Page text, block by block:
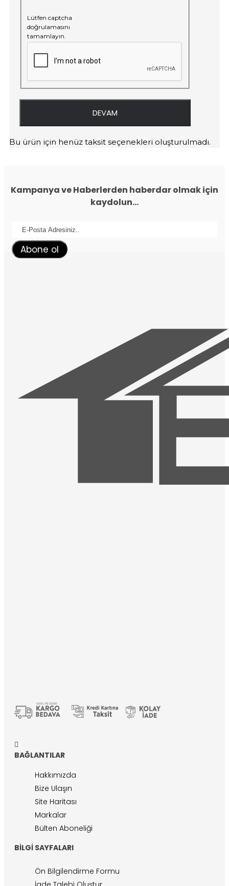
Lütfen captcha
doğrulamasını
tamamlayın.
DEVAM
Bu ürün için henüz taksit seçenekleri oluşturulmadı.
Kampanya ve Haberlerden haberdar olmak için
kaydolun...
Abone ol
BAĞLANTILAR
Hakkımızda
Bize Ulaşın
Site Haritası
Markalar
Bülten Aboneliği
BILGI SAYFALARI
Ön Bilgilendirme Formu